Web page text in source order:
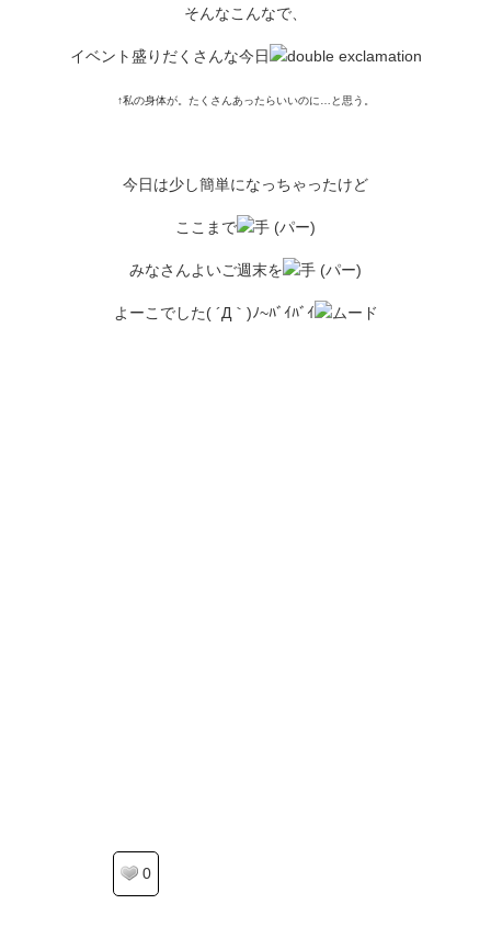
そんなこんなで、
イベント盛りだくさんな今日
↑私の身体が。たくさんあったらいいのに…と思う。
今日は少し簡単になっちゃったけど
ここまで
みなさんよいご週末を
よーこでした( ´Д｀)ﾉ~ﾊﾞｲﾊﾞｲ
0